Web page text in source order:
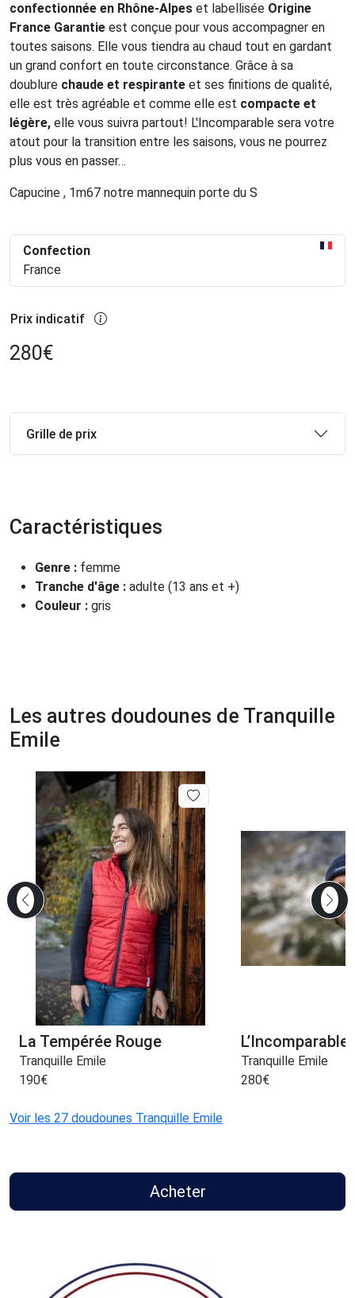
confectionnée en Rhône-Alpes et labellisée Origine
France Garantie est conçue pour vous accompagner en
toutes saisons. Elle vous tiendra au chaud tout en gardant
un grand confort en toute circonstance. Grâce à sa
doublure chaude et respirante et ses finitions de qualité,
elle est très agréable et comme elle est compacte et
légère, elle vous suivra partout! L'Incomparable sera votre
atout pour la transition entre les saisons, vous ne pourrez
plus vous en passer…
Capucine , 1m67 notre mannequin porte du S
Confection
France
Prix indicatif
280€
Grille de prix
Caractéristiques
Genre : femme
Tranche d'âge : adulte (13 ans et +)
Couleur : gris
Les autres doudounes de Tranquille
Emile
La Tempérée Rouge
Tranquille Emile
190€
Tranquille Emile
280€
Voir les 27 doudounes Tranquille Emile
Acheter